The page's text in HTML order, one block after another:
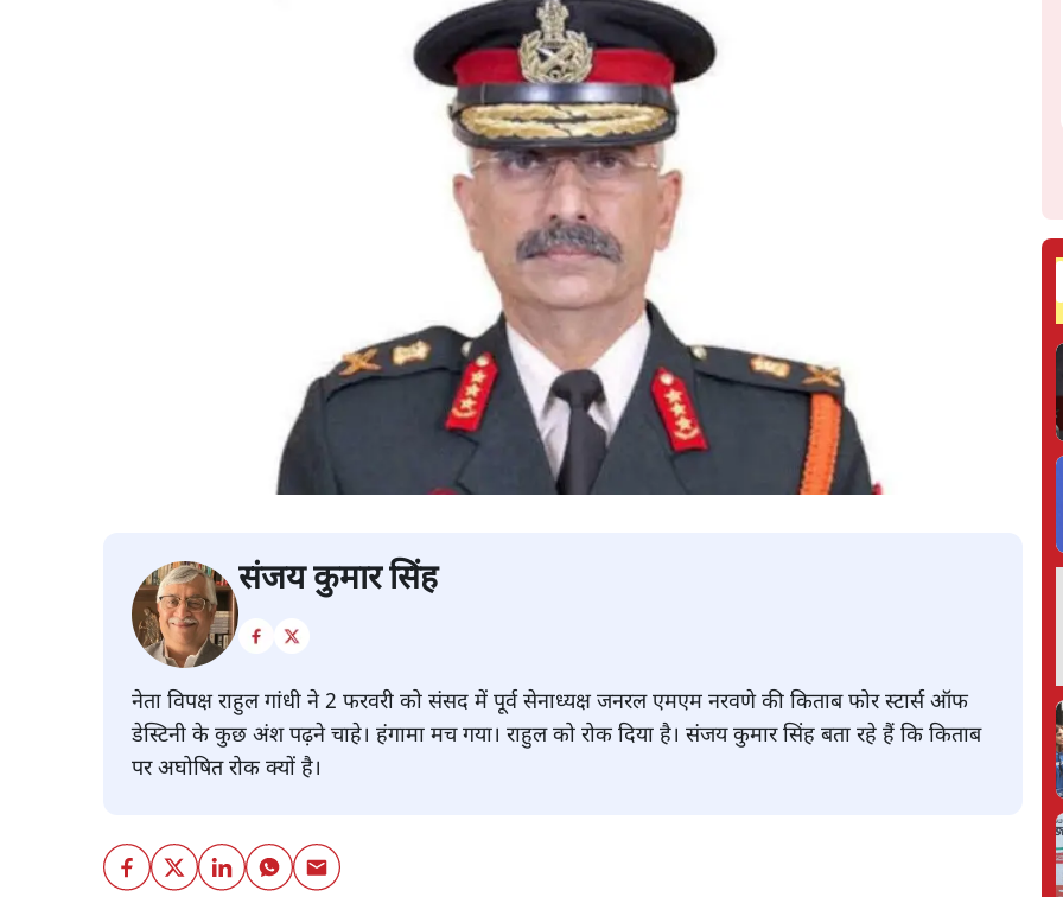
संजय कुमार सिंह
नेता विपक्ष राहुल गांधी ने 2 फरवरी को संसद में पूर्व सेनाध्यक्ष जनरल एमएम नरवणे की किताब फोर स्टार्स ऑफ
डेस्टिनी के कुछ अंश पढ़ने चाहे। हंगामा मच गया। राहुल को रोक दिया है। संजय कुमार सिंह बता रहे हैं कि किताब
पर अघोषित रोक क्यों है।